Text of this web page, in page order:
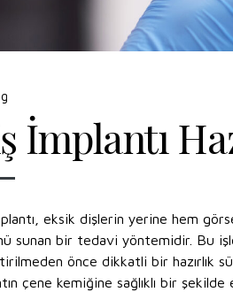
İmplantı
eksik dişlerin yerine hem
sunan bir tedavi yöntemidir. Bu
önce dikkatli bir hazırlık
çene kemiğine sağlıklı bir